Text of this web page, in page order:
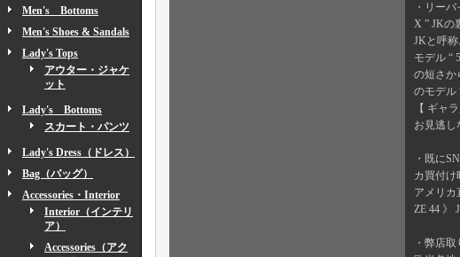
Men's Bottoms
Men's Shoes & Sandals
Lady's Tops
アウター・ジャケ
ット
Lady's Bottoms
スカート・パンツ
Lady's Dress（ドレス）
Bag（バッグ）
Accessories・Interior
Interior（インテリ
ア）
Accessories（アク
・リー
X ” JKの
JKと呼称
モデル “
の短さか
のモデル
【 ギャ
お見逃し
・既に
カ買付け
アメリカ
ZE 44 》
・弊店